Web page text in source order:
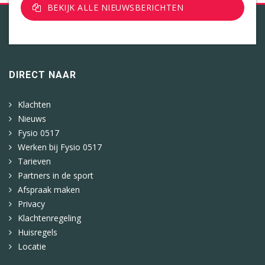
BEKIJK ALLE NIEUWSBERICHTEN
DIRECT NAAR
Klachten
Nieuws
Fysio 0517
Werken bij Fysio 0517
Tarieven
Partners in de sport
Afspraak maken
Privacy
Klachtenregeling
Huisregels
Locatie